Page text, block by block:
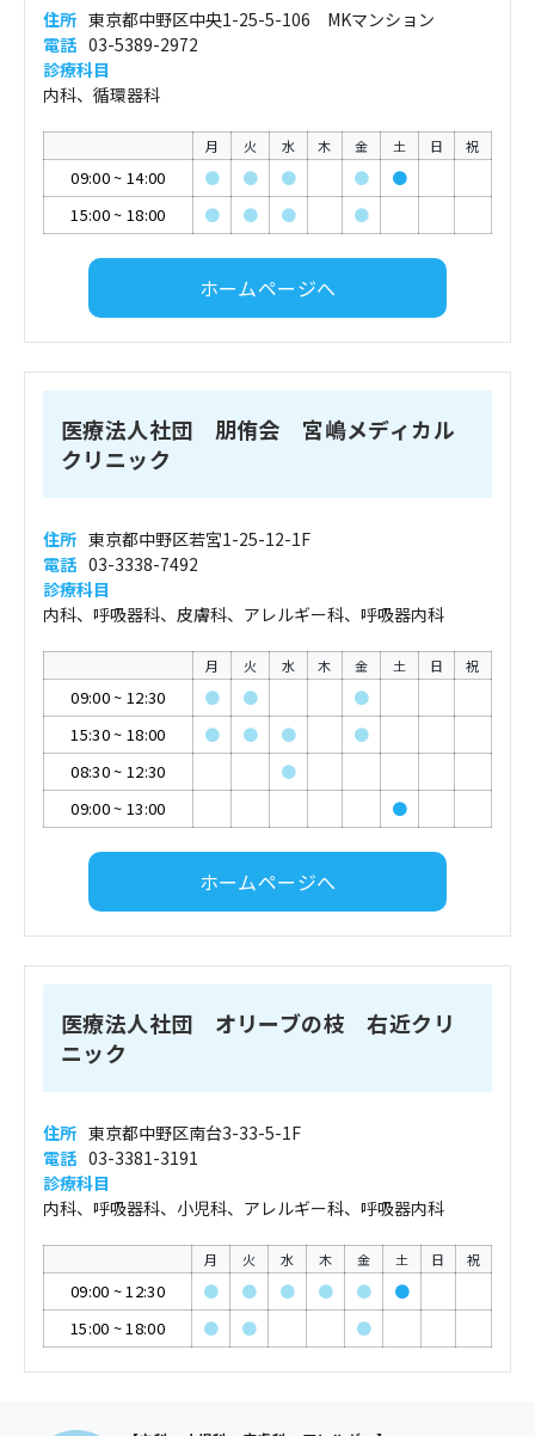
住所 東京都中野区中央1-25-5-106 MKマンション
電話 03-5389-2972
診療科目
内科、循環器科
月 火 水 木 金 土 日 祝
09:00~ 14:00 ● ● ● ●
●
15:00~ 18:00 ● ● ● ●
ホームページへ
医療法人社団 朋侑会 宮嶋メディカル
クリニック
住所 東京都中野区若宮1-25-12-1F
電話 03-3338-7492
診療科目
内科、呼吸器科、皮膚科、アレルギー科、呼吸器内科
月 火 水 木 金 土 日 祝
09:00~ 12:30 ● ●
●
15:30~ 18:00 ● ● ●
●
08:30~ 12:30
●
09:00~ 13:00 ●
ホームページへ
医療法人社団 オリーブの枝 右近クリ
ニック
住所 東京都中野区南台3-33-5-1F
電話 03-3381-3191
診療科目
内科、呼吸器科、小児科、アレルギー科、呼吸器内科
月 火 水 木 金 土 日 祝
09:00 ~12:30 ● ● ● ● ●
●
15:00 ~18:00 ● ● ●